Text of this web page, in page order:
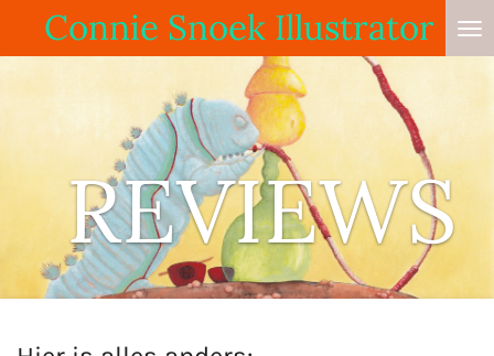
Skip
to
Connie Snoek Illustrator
REVIEWS